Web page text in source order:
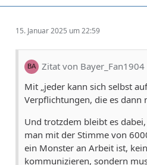
15. Januar 2025 um 22:59
Zitat von Bayer_Fan1904
Mit „jeder kann sich selbst
Verpflichtungen, die es dann
Und trotzdem bleibt es
man mit der Stimme von
ein Monster an Arbeit ist,
kommunizieren, sondern